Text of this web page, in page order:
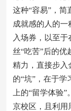
这种“容易”，简
成就感的人的
入场券，以至
丝“吃苦”后的优
精力，直接步入
的“坑”，在于学
上的“留学体验
京校区，且利用